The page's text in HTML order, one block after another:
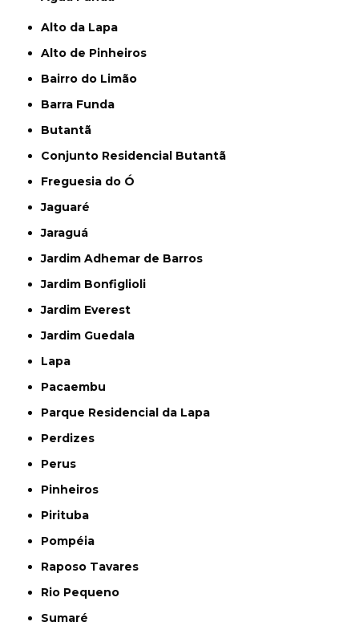
Alto da Lapa
Alto de Pinheiros
Bairro do Limão
Barra Funda
Butantã
Conjunto Residencial Butantã
Freguesia do Ó
Jaguaré
Jaraguá
Jardim Adhemar de Barros
Jardim Bonfiglioli
Jardim Everest
Jardim Guedala
Lapa
Pacaembu
Parque Residencial da Lapa
Perdizes
Perus
Pinheiros
Pirituba
Pompéia
Raposo Tavares
Rio Pequeno
Sumaré